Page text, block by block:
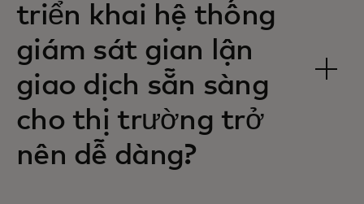
triển khai hệ thống
giám sát gian lận
giao dịch sẵn sàng
cho thị trường trở
nên dễ dàng?